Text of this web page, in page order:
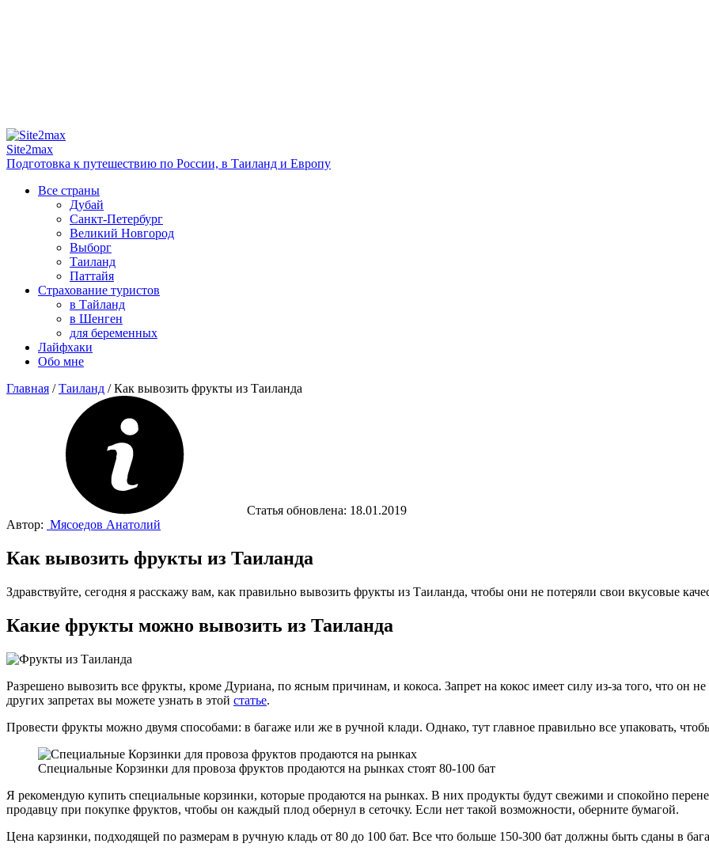
Site2max
Подготовка к путешествию по России, в Таиланд и Европу
Все страны
Дубай
Санкт-Петербург
Великий Новгород
Выборг
Таиланд
Паттайя
Страхование туристов
в Тайланд
в Шенген
для беременных
Лайфхаки
Обо мне
Главная / Таиланд / Как вывозить фрукты из Таиланда
Статья обновлена: 18.01.2019
Автор: Мясоедов Анатолий
Как вывозить фрукты из Таиланда
Здравствуйте, сегодня я расскажу вам, как правильно вывозить фрукты из Таиланда, чтобы они не потеряли свои вкусовые
Какие фрукты можно вывозить из Таиланда
Разрешено вывозить все фрукты, кроме Дуриана, по ясным причинам, и кокоса. Запрет на кокос имеет силу из-за того, что он
других запретах вы можете узнать в этой статье.
Провести фрукты можно двумя способами: в багаже или же в ручной клади. Однако, тут главное правильно все упаковать,
Специальные Корзинки для провоза фруктов продаются на рынках стоят 80-100 бат
Я рекомендую купить специальные корзинки, которые продаются на рынках. В них продукты будут свежими и спокойно
продавцу при покупке фруктов, чтобы он каждый плод обернул в сеточку. Если нет такой возможности, оберните бумагой.
Цена карзинки, подходящей по размерам в ручную кладь от 80 до 100 бат. Все что больше 150-300 бат должны быть сданы в